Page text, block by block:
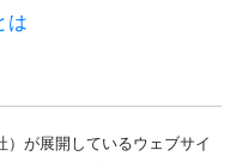
は
が展開しているウェブサイ